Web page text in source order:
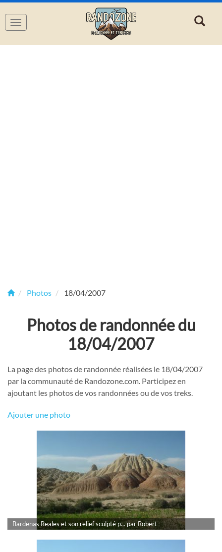
Navigation
Photos 18/04/2007
Photos de randonnée du
18/04/2007
La page des photos de randonnée réalisées le 18/04/2007
par la communauté de Randozone.com. Participez en
ajoutant les photos de vos randonnées ou de vos treks.
Ajouter une photo
Bardenas Reales et son relief sculpté p... par Robert